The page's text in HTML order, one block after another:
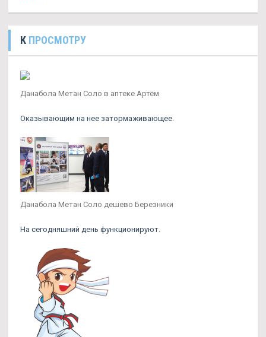
К ПРОСМОТРУ
Данабола Метан Соло в аптеке Артём
Оказывающим на нее затормаживающее.
Данабола Метан Соло дешево Березники
На сегодняшний день функционируют.